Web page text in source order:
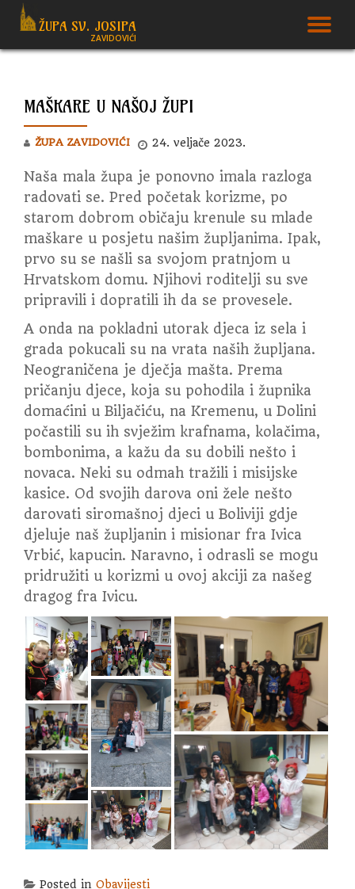
to
ŽUPA SV. JOSIPA
ZAVIDOVIĆI
MAŠKARE U NAŠOJ ŽUPI
ŽUPA ZAVIDOVIĆI 24. veljače 2023.
Naša mala župa je ponovno imala razloga
radovati se. Pred početak korizme, po
starom dobrom običaju krenule su mlade
maškare u posjetu našim župljanima. Ipak,
prvo su se našli sa svojom pratnjom u
Hrvatskom domu. Njihovi roditelji su sve
pripravili i dopratili ih da se provesele.
A onda na pokladni utorak djeca iz sela i
grada pokucali su na vrata naših župljana.
Neograničena je dječja mašta. Prema
pričanju djece, koja su pohodila i župnika
domaćini u Biljačiću, na Kremenu, u Dolini
počastili su ih svježim krafnama, kolačima,
bombonima, a kažu da su dobili nešto i
novaca. Neki su odmah tražili i misijske
kasice. Od svojih darova oni žele nešto
darovati siromašnoj djeci u Boliviji gdje
djeluje naš župljanin i misionar fra Ivica
Vrbić, kapucin. Naravno, i odrasli se mogu
pridružiti u korizmi u ovoj akciji za našeg
dragog fra Ivicu.
Posted in Obavijesti